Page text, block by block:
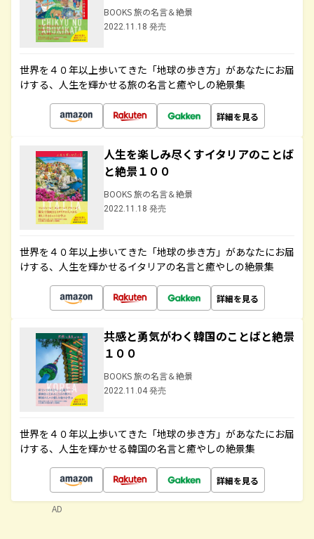
BOOKS 旅の名言＆絶景
2022.11.18 発売
世界を４０年以上歩いてきた「地球の歩き方」があなたにお届
けする、人生を輝かせる旅の名言と癒やしの絶景集
詳細を見る
人生を楽しみ尽くすイタリアのことば
と絶景１００
BOOKS 旅の名言＆絶景
2022.11.18 発売
世界を４０年以上歩いてきた「地球の歩き方」があなたにお届
けする、人生を輝かせるイタリアの名言と癒やしの絶景集
詳細を見る
共感と勇気がわく韓国のことばと絶景
１００
BOOKS 旅の名言＆絶景
2022.11.04 発売
世界を４０年以上歩いてきた「地球の歩き方」があなたにお届
けする、人生を輝かせる韓国の名言と癒やしの絶景集
詳細を見る
AD